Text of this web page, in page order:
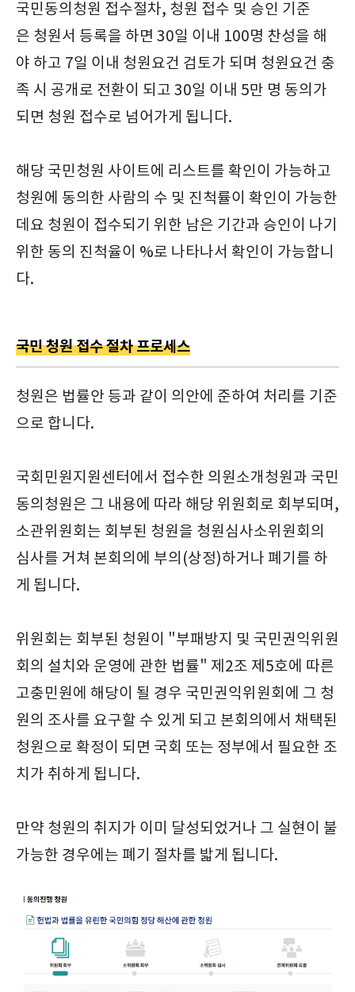
국민동의청원 접수절차, 청원 접수 및 승인 기준
은 청원서 등록을 하면 30일 이내 100명 찬성을 해
야 하고 7일 이내 청원요건 검토가 되며 청원요건 충
족 시 공개로 전환이 되고 30일 이내 5만 명 동의가
되면 청원 접수로 넘어가게 됩니다.
해당 국민청원 사이트에 리스트를 확인이 가능하고
청원에 동의한 사람의 수 및 진척률이 확인이 가능한
데요 청원이 접수되기 위한 남은 기간과 승인이 나기
위한 동의 진척율이 %로 나타나서 확인이 가능합니
다.
국민 청원 접수 절차 프로세스
청원은 법률안 등과 같이 의안에 준하여 처리를 기준
으로 합니다.
국회민원지원센터에서 접수한 의원소개청원과 국민
동의청원은 그 내용에 따라 해당 위원회로 회부되며,
소관위원회는 회부된 청원을 청원심사소위원회의
심사를 거쳐 본회의에 부의(상정)하거나 폐기를 하
게 됩니다.
위원회는 회부된 청원이 "부패방지 및 국민권익위원
회의 설치와 운영에 관한 법률" 제2조 제5호에 따른
고충민원에 해당이 될 경우 국민권익위원회에 그 청
원의 조사를 요구할 수 있게 되고 본회의에서 채택된
청원으로 확정이 되면 국회 또는 정부에서 필요한 조
치가 취하게 됩니다.
만약 청원의 취지가 이미 달성되었거나 그 실현이 불
가능한 경우에는 폐기 절차를 밟게 됩니다.